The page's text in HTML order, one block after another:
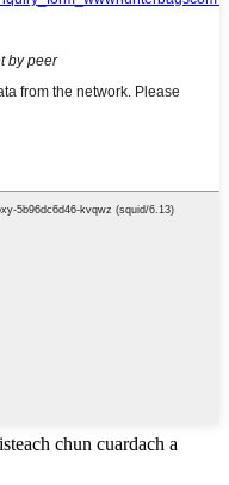
chun cuardach a